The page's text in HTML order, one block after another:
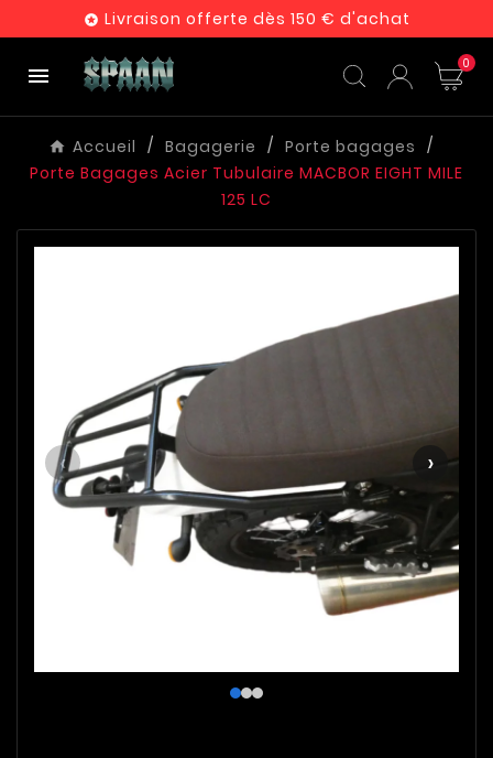
 Livraison offerte dès 150 € d'achat
 0
Accueil Bagagerie
Porte bagages
Porte Bagages Acier Tubulaire MACBOR EIGHT MILE
125 LC
‹ ›